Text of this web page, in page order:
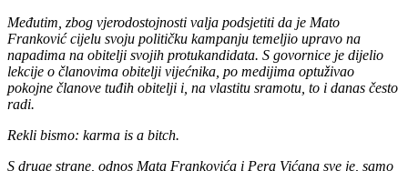
Međutim, zbog vjerodostojnosti valja podsjetiti da je Mato
Franković cijelu svoju političku kampanju temeljio upravo na
napadima na obitelji svojih protukandidata. S govornice je dijelio
lekcije o članovima obitelji vijećnika, po medijima optuživao
pokojne članove tuđih obitelji i, na vlastitu sramotu, to i danas često
radi.
Rekli bismo: karma is a bitch.
S druge strane, odnos Mata Frankovića i Pera Vićana sve je, samo